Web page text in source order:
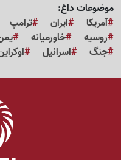
موضوعات داغ:
آمریکا
ایران ترامپ
روسیه
خاورمیانه
جنگ
اسرائیل